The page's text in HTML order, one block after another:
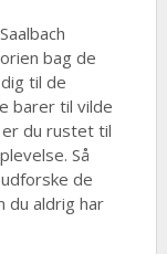
bag de
til de
barer til vilde
er du rustet til
Så
de
du aldrig har